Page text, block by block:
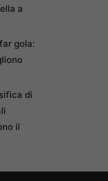
a
gola:
di
il